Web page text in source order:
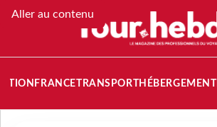
Aller au contenu
FRANCETRANSPORT HÉBERGEMENT